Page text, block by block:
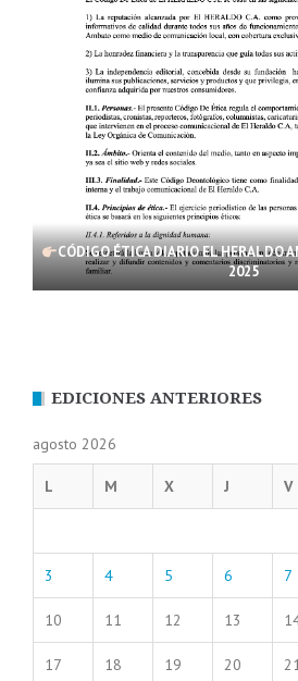
CÓDIGO ÉTICA DIARIO EL HERALDO
2025
EDICIONES ANTERIORES
agosto 2026
L M X J V
3 4 5 6 7
10 11 12 13
17 18 19 20